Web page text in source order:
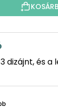
3 dizájnt, és